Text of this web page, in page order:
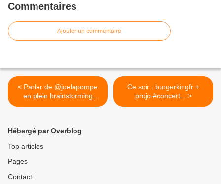
Commentaires
Ajouter un commentaire
< Parler de @joelapompe
en plein brainstorming
chez...
Ce soir : burgerkingfr +
projo #concert... >
Hébergé par Overblog
Top articles
Pages
Contact